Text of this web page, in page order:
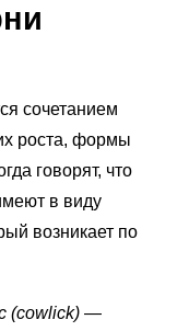
сочетанием
роста, формы
говорят, что
в виду
возникает по
(cowlick) —